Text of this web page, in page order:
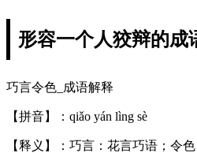
形容一个人狡辩的成
巧言令色_成语解释
【拼音】：qiǎo yán lìng sè
【释义】：巧言：花言巧语；令